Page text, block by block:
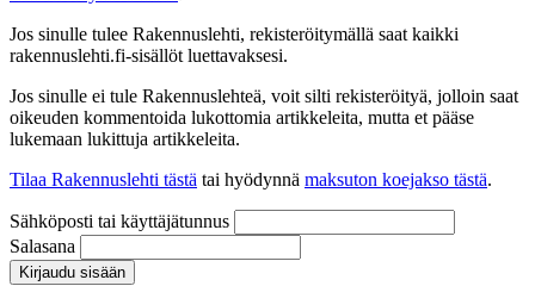
Jos sinulle tulee Rakennuslehti, rekisteröitymällä saat kaikki
rakennuslehti.fi-sisällöt luettavaksesi.
Jos sinulle ei tule Rakennuslehteä, voit silti rekisteröityä, jolloin saat
oikeuden kommentoida lukottomia artikkeleita, mutta et pääse
lukemaan lukittuja artikkeleita.
Tilaa Rakennuslehti tästä tai hyödynnä maksuton koejakso tästä.
Sähköposti tai käyttäjätunnus
Salasana
Kirjaudu sisään